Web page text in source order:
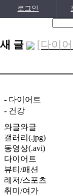
로그인
새 글 [다이
해 성금 5..
[보도
이 위..
[건강]
효능..
[건강]
방수..[보도
공간 ‘오
[보도자
- 다이어트
- 건강
와글와글
갤러리(.jpg)
동영상(.avi)
다이어트
뷰티/패션
레저/스포츠
취미/여가